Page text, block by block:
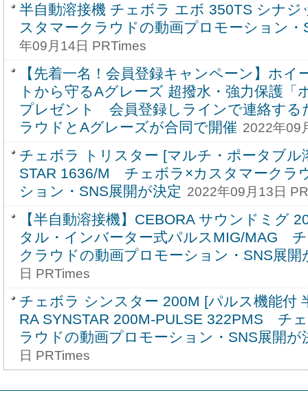
半自動溶接機 チェボラ エボ 350TS シナ
スタマークラウドの動画プロモーション・
年09月14日 PRTimes
【先着一名！会員登録キャンペーン】ホ
トから守るAグレーズ 超撥水・強力保護「
プレゼント 会員登録しラインで連絡す
ラウドとAグレーズが合同で開催 2022年09
チェボラ トリスター [マルチ・ポータブル
STAR 1636/M チェボラ×カスタマークラ
ション・SNS展開が決定 2022年09月13日
【半自動溶接機】CEBORA サウンドミグ
タル・インバーター式パルスMIG/MAG
クラウドの動画プロモーション・SNS展開
日 PRTimes
チェボラ シンスター 200M [パルス機能付
RA SYNSTAR 200M-PULSE 322PMS チ
ラウドの動画プロモーション・SNS展開が
日 PRTimes